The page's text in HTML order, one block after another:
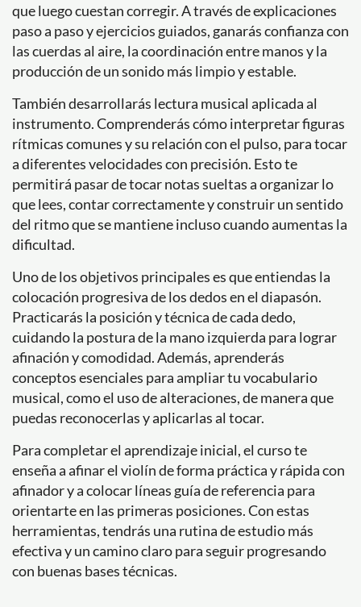
que luego cuestan corregir. A través de explicaciones
paso a paso y ejercicios guiados, ganarás confianza con
las cuerdas al aire, la coordinación entre manos y la
producción de un sonido más limpio y estable.
También desarrollarás lectura musical aplicada al
instrumento. Comprenderás cómo interpretar figuras
rítmicas comunes y su relación con el pulso, para tocar
a diferentes velocidades con precisión. Esto te
permitirá pasar de tocar notas sueltas a organizar lo
que lees, contar correctamente y construir un sentido
del ritmo que se mantiene incluso cuando aumentas la
dificultad.
Uno de los objetivos principales es que entiendas la
colocación progresiva de los dedos en el diapasón.
Practicarás la posición y técnica de cada dedo,
cuidando la postura de la mano izquierda para lograr
afinación y comodidad. Además, aprenderás
conceptos esenciales para ampliar tu vocabulario
musical, como el uso de alteraciones, de manera que
puedas reconocerlas y aplicarlas al tocar.
Para completar el aprendizaje inicial, el curso te
enseña a afinar el violín de forma práctica y rápida con
afinador y a colocar líneas guía de referencia para
orientarte en las primeras posiciones. Con estas
herramientas, tendrás una rutina de estudio más
efectiva y un camino claro para seguir progresando
con buenas bases técnicas.